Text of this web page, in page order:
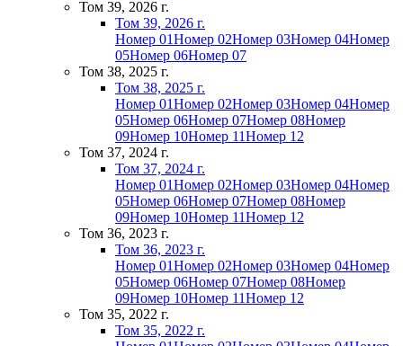
Том 39, 2026 г.
Том 39, 2026 г.
Номер 01Номер 02Номер 03Номер 04Номер
05Номер 06Номер 07
Том 38, 2025 г.
Том 38, 2025 г.
Номер 01Номер 02Номер 03Номер 04Номер
05Номер 06Номер 07Номер 08Номер
09Номер 10Номер 11Номер 12
Том 37, 2024 г.
Том 37, 2024 г.
Номер 01Номер 02Номер 03Номер 04Номер
05Номер 06Номер 07Номер 08Номер
09Номер 10Номер 11Номер 12
Том 36, 2023 г.
Том 36, 2023 г.
Номер 01Номер 02Номер 03Номер 04Номер
05Номер 06Номер 07Номер 08Номер
09Номер 10Номер 11Номер 12
Том 35, 2022 г.
Том 35, 2022 г.